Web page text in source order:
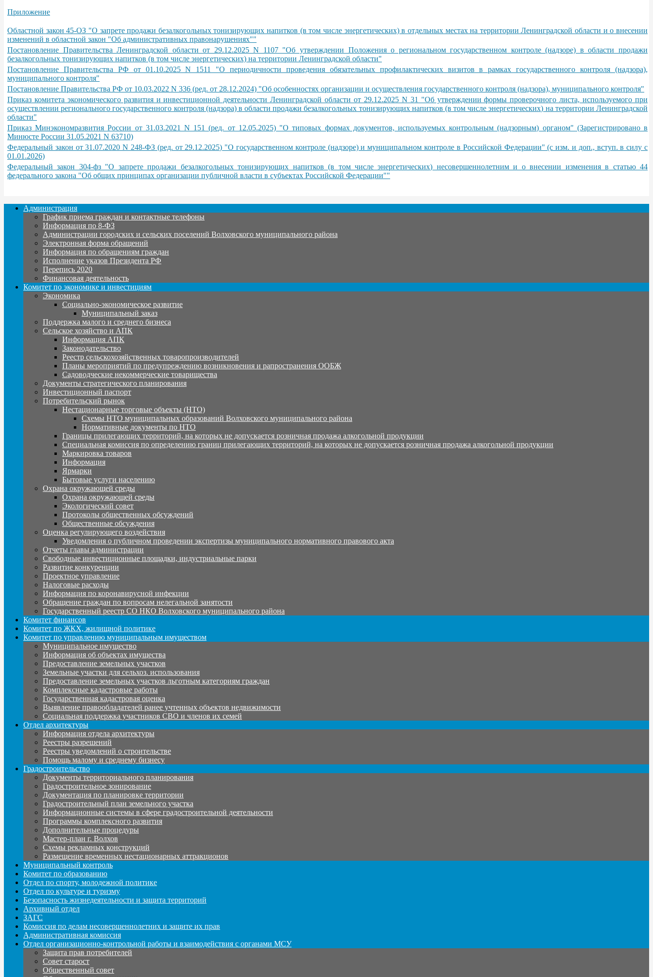
Приложение
Областной закон 45-ОЗ "О запрете продажи безалкогольных тонизирующих напитков (в том числе энергетических) в отдельных местах на территории Ленинградской области и о внесении
изменений в областной закон "Об административных правонарушениях""
Постановление Правительства Ленинградской области от 29.12.2025 N 1107 "Об утверждении Положения о региональном государственном контроле (надзоре) в области продажи
безалкогольных тонизирующих напитков (в том числе энергетических) на территории Ленинградской области"
Постановление Правительства РФ от 01.10.2025 N 1511 "О периодичности проведения обязательных профилактических визитов в рамках государственного контроля (надзора),
муниципального контроля"
Постановление Правительства РФ от 10.03.2022 N 336 (ред. от 28.12.2024) "Об особенностях организации и осуществления государственного контроля (надзора), муниципального контроля"
Приказ комитета экономического развития и инвестиционной деятельности Ленинградской области от 29.12.2025 N 31 "Об утверждении формы проверочного листа, используемого при
осуществлении регионального государственного контроля (надзора) в области продажи безалкогольных тонизирующих напитков (в том числе энергетических) на территории Ленинградской
области"
Приказ Минэкономразвития России от 31.03.2021 N 151 (ред. от 12.05.2025) "О типовых формах документов, используемых контрольным (надзорным) органом" (Зарегистрировано в
Минюсте России 31.05.2021 N 63710)
Федеральный закон от 31.07.2020 N 248-ФЗ (ред. от 29.12.2025) "О государственном контроле (надзоре) и муниципальном контроле в Российской Федерации" (с изм. и доп., вступ. в силу с
01.01.2026)
Федеральный закон 304-фз "О запрете продажи безалкогольных тонизирующих напитков (в том числе энергетических) несовершеннолетним и о внесении изменения в статью 44
федерального закона "Об общих принципах организации публичной власти в субъектах Российской Федерации""
Администрация
График приема граждан и контактные телефоны
Информация по 8-ФЗ
Администрации городских и сельских поселений Волховского муниципального района
Электронная форма обращений
Информация по обращениям граждан
Исполнение указов Президента РФ
Перепись 2020
Финансовая деятельность
Комитет по экономике и инвестициям
Экономика
Социально-экономическое развитие
Муниципальный заказ
Поддержка малого и среднего бизнеса
Сельское хозяйство и АПК
Информация АПК
Законодательство
Реестр сельскохозяйственных товаропроизводителей
Планы мероприятий по предупреждению возникновения и рапространения ООБЖ
Садоводческие некоммерческие товарищества
Документы стратегического планирования
Инвестиционный паспорт
Потребительский рынок
Нестационарные торговые объекты (НТО)
Схемы НТО муниципальных образований Волховского муниципального района
Нормативные документы по НТО
Границы прилегающих территорий, на которых не допускается розничная продажа алкогольной продукции
Специальная комиссия по определению границ прилегающих территорий, на которых не допускается розничная продажа алкогольной продукции
Маркировка товаров
Информация
Ярмарки
Бытовые услуги населению
Охрана окружающей среды
Охрана окружающей среды
Экологический совет
Протоколы общественных обсуждений
Общественные обсуждения
Оценка регулирующего воздействия
Уведомления о публичном проведении экспертизы муниципального нормативного правового акта
Отчеты главы администрации
Свободные инвестиционные площадки, индустриальные парки
Развитие конкуренции
Проектное управление
Налоговые расходы
Информация по коронавирусной инфекции
Обращение граждан по вопросам нелегальной занятости
Государственный реестр СО НКО Волховского муниципального района
Комитет финансов
Комитет по ЖКХ, жилищной политике
Комитет по управлению муниципальным имуществом
Муниципальное имущество
Информация об объектах имущества
Предоставление земельных участков
Земельные участки для сельхоз. использования
Предоставление земельных участков льготным категориям граждан
Комплексные кадастровые работы
Государственная кадастровая оценка
Выявление правообладателей ранее учтенных объектов недвижимости
Социальная поддержка участников СВО и членов их семей
Отдел архитектуры
Информация отдела архитектуры
Реестры разрешений
Реестры уведомлений о строительстве
Помощь малому и среднему бизнесу
Градостроительство
Документы территориального планирования
Градостроительное зонирование
Документация по планировке территории
Градостроительный план земельного участка
Информационные системы в сфере градостроительной деятельности
Программы комплексного развития
Дополнительные процедуры
Мастер-план г. Волхов
Схемы рекламных конструкций
Размещение временных нестационарных аттракционов
Муниципальный контроль
Комитет по образованию
Отдел по спорту, молодежной политике
Отдел по культуре и туризму
Безопасность жизнедеятельности и защита территорий
Архивный отдел
ЗАГС
Комиссия по делам несовершеннолетних и защите их прав
Административная комиссия
Отдел организационно-контрольной работы и взаимодействия с органами МСУ
Защита прав потребителей
Совет старост
Общественный совет